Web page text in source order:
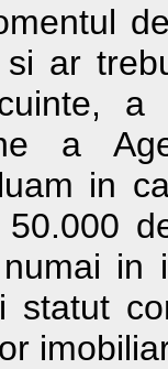
ar
a
in
50.000
in
statut